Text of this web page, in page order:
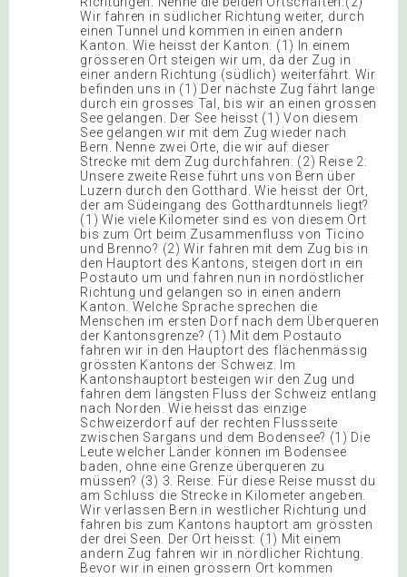
Wir fahren in südlicher Richtung weiter, durch
einen Tunnel und kommen in einen andern
Kanton. Wie heisst der Kanton: (1) In einem
grösseren Ort steigen wir um, da der Zug in
einer andern Richtung (südlich) weiterfährt. Wir
befinden uns in (1) Der nächste Zug fährt lange
durch ein grosses Tal, bis wir an einen grossen
See gelangen. Der See heisst (1) Von diesem
See gelangen wir mit dem Zug wieder nach
Bern. Nenne zwei Orte, die wir auf dieser
Strecke mit dem Zug durchfahren: (2) Reise 2:
Unsere zweite Reise führt uns von Bern über
Luzern durch den Gotthard. Wie heisst der Ort,
der am Südeingang des Gotthardtunnels liegt?
(1) Wie viele Kilometer sind es von diesem Ort
bis zum Ort beim Zusammenfluss von Ticino
und Brenno? (2) Wir fahren mit dem Zug bis in
den Hauptort des Kantons, steigen dort in ein
Postauto um und fahren nun in nordöstlicher
Richtung und gelangen so in einen andern
Kanton. Welche Sprache sprechen die
Menschen im ersten Dorf nach dem Überqueren
der Kantonsgrenze? (1) Mit dem Postauto
fahren wir in den Hauptort des flächenmässig
grössten Kantons der Schweiz. Im
Kantonshauptort besteigen wir den Zug und
fahren dem längsten Fluss der Schweiz entlang
nach Norden. Wie heisst das einzige
Schweizerdorf auf der rechten Flussseite
zwischen Sargans und dem Bodensee? (1) Die
Leute welcher Länder können im Bodensee
baden, ohne eine Grenze überqueren zu
müssen? (3) 3. Reise: Für diese Reise musst du
am Schluss die Strecke in Kilometer angeben.
Wir verlassen Bern in westlicher Richtung und
fahren bis zum Kantons hauptort am grössten
der drei Seen. Der Ort heisst: (1) Mit einem
andern Zug fahren wir in nördlicher Richtung.
Bevor wir in einen grössern Ort kommen